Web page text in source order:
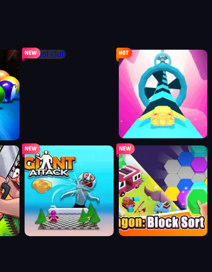
pool club supernova
giant attack hexagon: block sort